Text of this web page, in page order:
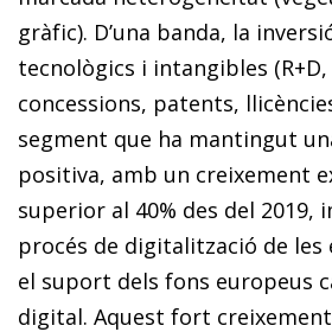
gràfic). D’una banda, la
tecnològics i intangibles (R+D,
concessions, patents,
segment que ha mantingut
positiva, amb un creixement
superior al 40% des del 2019,
procés de digitalització de les
el suport dels fons europeus
digital. Aquest fort